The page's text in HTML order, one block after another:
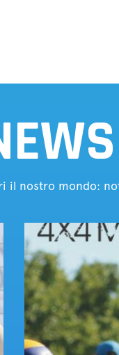
il nostro mondo: